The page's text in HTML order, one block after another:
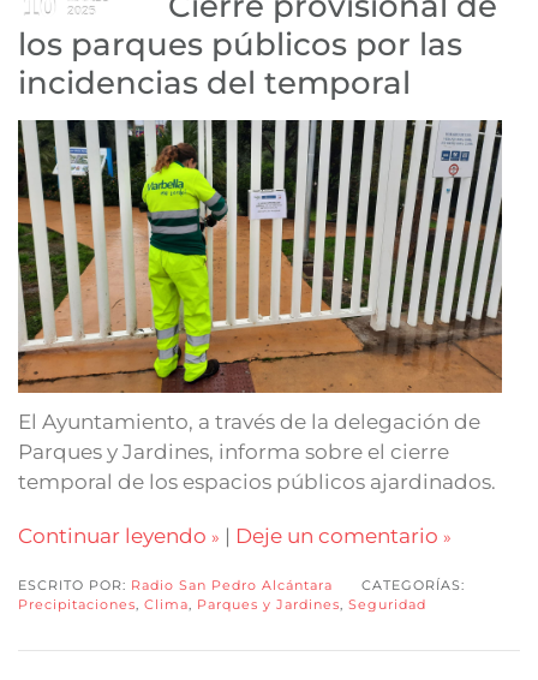
2025
los parques públicos por las
incidencias del temporal
El Ayuntamiento, a través de la delegación de
Parques y Jardines, informa sobre el cierre
temporal de los espacios públicos ajardinados.
Continuar leyendo | Deje un comentario
ESCRITO POR: Radio San Pedro Alcántara
CATEGORÍAS:
Precipitaciones Clima Parques y Jardines Seguridad